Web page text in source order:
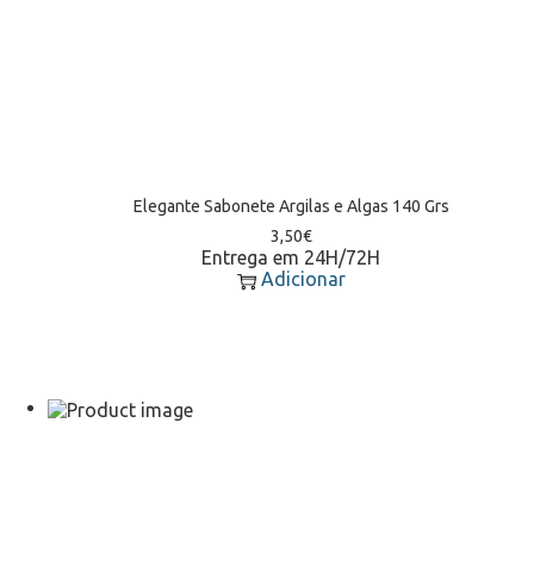
Elegante Sabonete Argilas e Algas 140 Grs
3,50€
Entrega em 24H/72H
Adicionar